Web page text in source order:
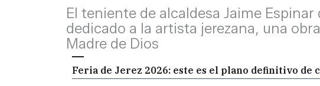
El teniente de alcaldesa Jaime
dedicado a la artista jerezana, una
Madre de Dios
Feria de Jerez 2026: este es el plano definitivo de